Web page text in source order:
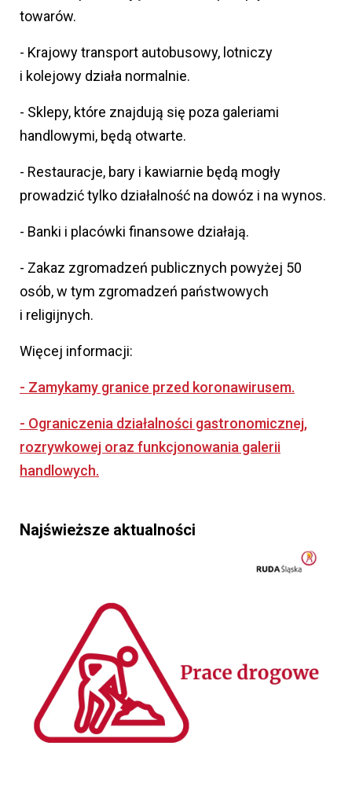
towarów.
- Krajowy transport autobusowy, lotniczy
i kolejowy działa normalnie.
- Sklepy, które znajdują się poza galeriami
handlowymi, będą otwarte.
- Restauracje, bary i kawiarnie będą mogły
prowadzić tylko działalność na dowóz i na wynos.
- Banki i placówki finansowe działają.
- Zakaz zgromadzeń publicznych powyżej 50
osób, w tym zgromadzeń państwowych
i religijnych.
Więcej informacji:
- Zamykamy granice przed koronawirusem.
- Ograniczenia działalności gastronomicznej,
rozrywkowej oraz funkcjonowania galerii
handlowych.
Najświeższe aktualności